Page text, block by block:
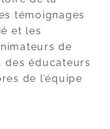
témoignages
et les
de
des éducateurs
de l’équipe